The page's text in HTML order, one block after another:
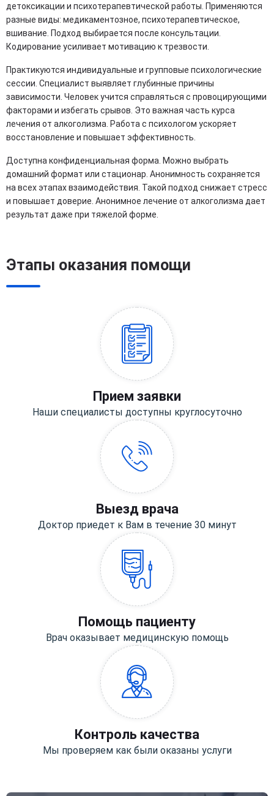
детоксикации и психотерапевтической работы. Применяются
разные виды: медикаментозное, психотерапевтическое,
вшивание. Подход выбирается после консультации.
Кодирование усиливает мотивацию к трезвости.
Практикуются индивидуальные и групповые психологические
сессии. Специалист выявляет глубинные причины
зависимости. Человек учится справляться с провоцирующими
факторами и избегать срывов. Это важная часть курса
лечения от алкоголизма. Работа с психологом ускоряет
восстановление и повышает эффективность.
Доступна конфиденциальная форма. Можно выбрать
домашний формат или стационар. Анонимность сохраняется
на всех этапах взаимодействия. Такой подход снижает стресс
и повышает доверие. Анонимное лечение от алкоголизма дает
результат даже при тяжелой форме.
Этапы оказания помощи
Прием заявки
Наши специалисты доступны круглосуточно
Выезд врача
Доктор приедет к Вам в течение 30 минут
Помощь пациенту
Врач оказывает медицинскую помощь
Контроль качества
Мы проверяем как были оказаны услуги